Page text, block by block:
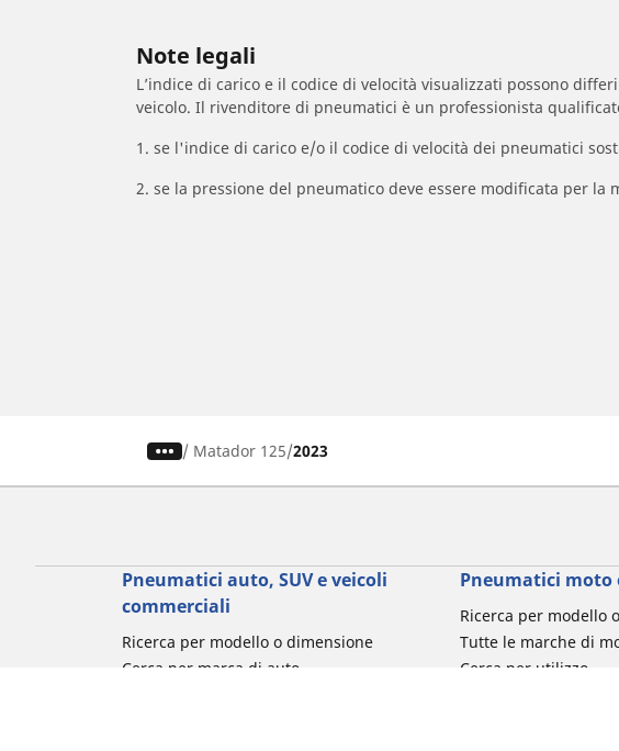
Note legali
L’indice di carico e il codice di velocità visualizzati possono
veicolo. Il rivenditore di pneumatici è un professionista
1. se l'indice di carico e/o il codice di velocità dei pneumatici
2. se la pressione del pneumatico deve essere modificata per la
/ Matador 125 2023
Pneumatici auto, SUV e veicoli
commerciali
Ricerca per modello o dimensione
Cerca per marca di auto
Pneumatici moto
Ricerca per modello
Tutte le marche di
Cerca per utilizzo